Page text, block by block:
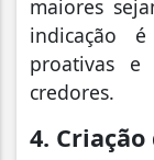
maiores
indicação
proativas
credores.
4.